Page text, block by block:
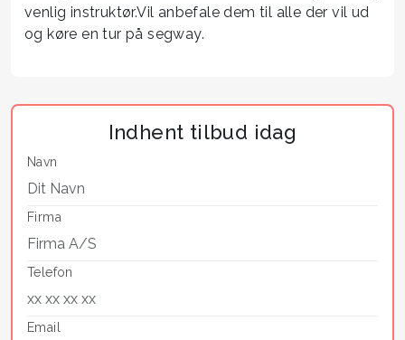
venlig instruktør.Vil anbefale dem til alle der vil ud
og køre en tur på segway.
Indhent tilbud idag
Navn
Firma
Telefon
Email